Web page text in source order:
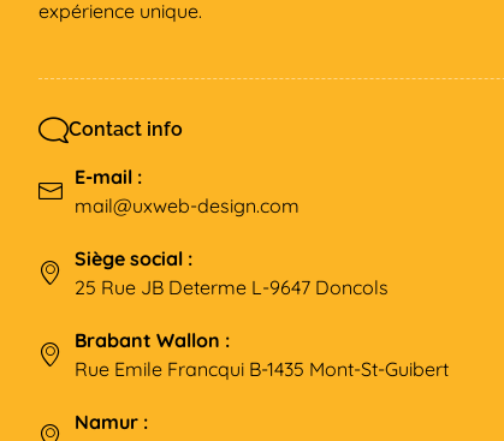
expérience unique.
Contact info
E-mail :
mail@uxweb-design.com
Siège social :
25 Rue JB Determe L-9647 Doncols
Brabant Wallon :
Rue Emile Francqui B-1435 Mont-St-Guibert
Namur :